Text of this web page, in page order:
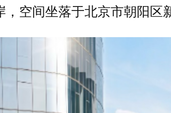
空间坐落于北京市朝阳区